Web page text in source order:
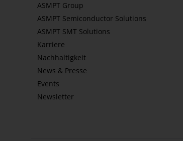
ASMPT Group
ASMPT Semiconductor Solutions
ASMPT SMT Solutions
Karriere
Nachhaltigkeit
News & Presse
Events
Newsletter